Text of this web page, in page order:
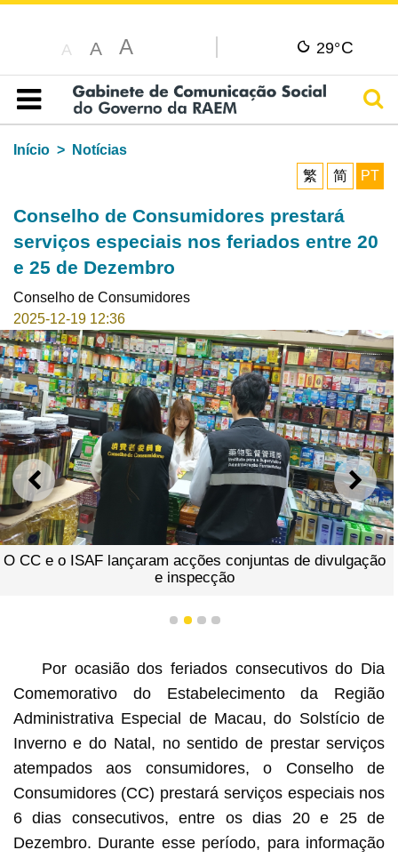
A A A 29°C
Índice
Início
Notícias
繁
简 PT
Conselho de Consumidores prestará
serviços especiais nos feriados entre 20
e 25 de Dezembro
Conselho de Consumidores
2025-12-19 12:36
ANTERIOR
O CC e o ISAF lançaram acções conjuntas de divulgação
e inspecção
1 2 3 4
Por ocasião dos feriados consecutivos do Dia
Comemorativo do Estabelecimento da Região
Administrativa Especial de Macau, do Solstício de
Inverno e do Natal, no sentido de prestar serviços
atempados aos consumidores, o Conselho de
Consumidores (CC) prestará serviços especiais nos
6 dias consecutivos, entre os dias 20 e 25 de
Dezembro. Durante esse período, para informação